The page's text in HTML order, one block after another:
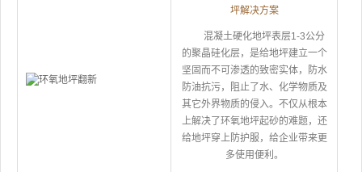
坪解决方案
混凝土硬化地坪表层1-3公分
的聚晶硅化层，是给地坪建立一个
坚固而不可渗透的致密实体，防水
防油抗污，阻止了水、化学物质及
其它外界物质的侵入。不仅从根本
上解决了环氧地坪起砂的难题，还
给地坪穿上防护服，给企业带来更
多使用便利。